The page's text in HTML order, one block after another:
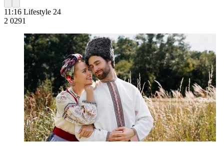
11:16 Lifestyle 24
2 0291